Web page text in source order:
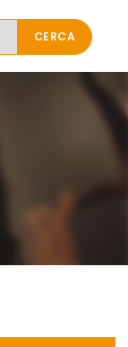
CERCA